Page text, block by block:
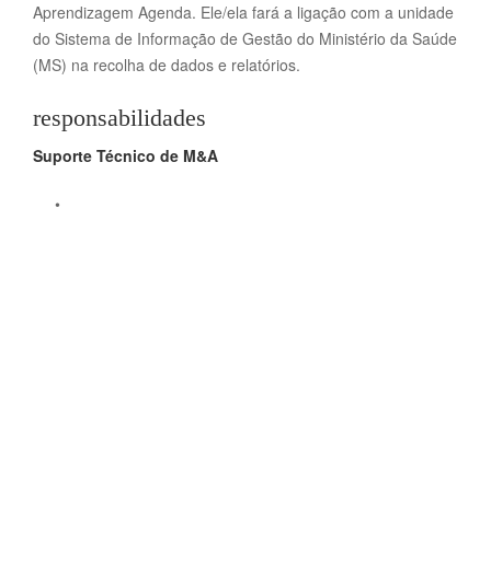
Aprendizagem Agenda. Ele/ela fará a ligação com a unidade
do Sistema de Informação de Gestão do Ministério da Saúde
(MS) na recolha de dados e relatórios.
responsabilidades
Suporte Técnico de M&A